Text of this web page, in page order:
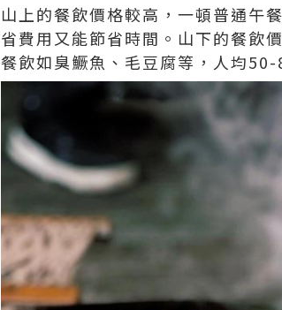
山上的餐飲價格較高，一頓普通午
省費用又能節省時間。山下的餐飲
餐飲如臭鱖魚、毛豆腐等，人均